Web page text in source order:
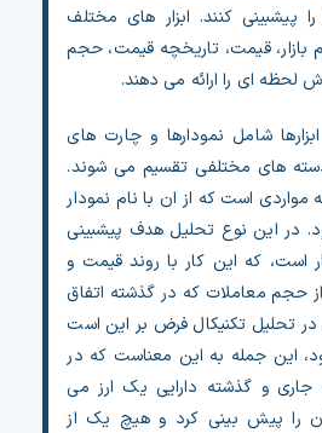
را پیشبینی کنند. ابزار های مختلف
بازار، قیمت، تاریخچه قیمت، حجم
لحظه ای را ارائه می دهند.
شامل نمودارها و چارت های
های مختلفی تقسیم می شوند.
مواردی است که از ان با نام نمودار
در این نوع تحلیل هدف پیشبینی
است، که این کار با روند قیمت و
حجم معاملات که در گذشته اتفاق
در تحلیل تکنیکال فرض بر این است
این جمله به این معناست که در
و گذشته دارایی یک ارز می
ان را پیش بینی کرد و هیچ یک از